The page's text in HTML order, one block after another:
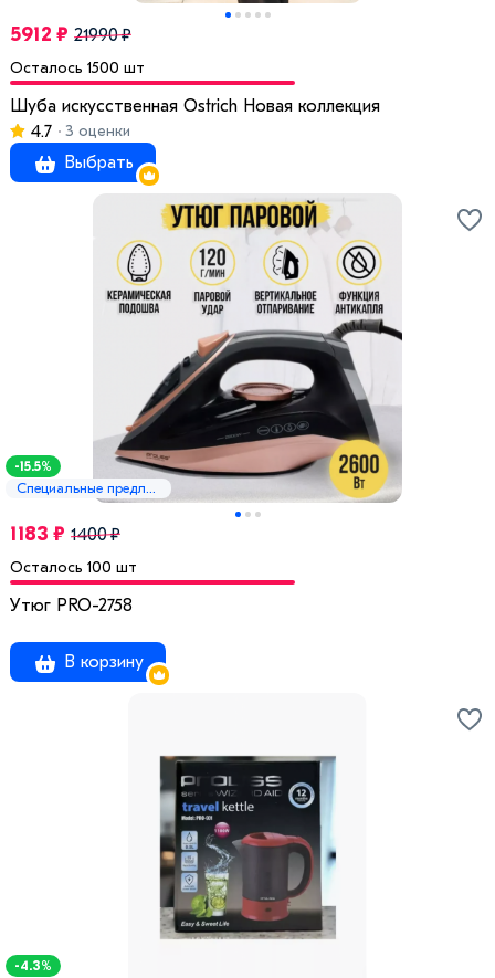
5912 ₽ 21990 ₽
Осталось 1500 шт
Шуба искусственная Ostrich Новая коллекция
4.7
3 оценки
Выбрать
-15.5%
Специальные предложения
1183 ₽ 1400 ₽
Осталось 100 шт
Утюг PRO-2758
В корзину
-4.3%